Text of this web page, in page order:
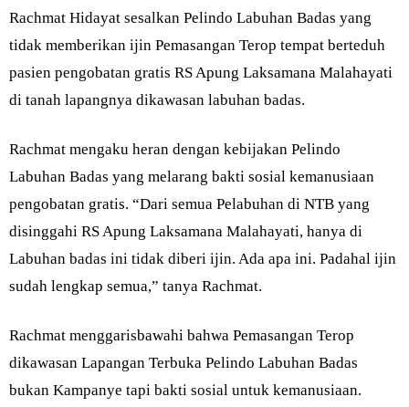
Rachmat Hidayat sesalkan Pelindo Labuhan Badas yang
tidak memberikan ijin Pemasangan Terop tempat berteduh
pasien pengobatan gratis RS Apung Laksamana Malahayati
di tanah lapangnya dikawasan labuhan badas.
Rachmat mengaku heran dengan kebijakan Pelindo
Labuhan Badas yang melarang bakti sosial kemanusiaan
pengobatan gratis. “Dari semua Pelabuhan di NTB yang
disinggahi RS Apung Laksamana Malahayati, hanya di
Labuhan badas ini tidak diberi ijin. Ada apa ini. Padahal ijin
sudah lengkap semua,” tanya Rachmat.
Rachmat menggarisbawahi bahwa Pemasangan Terop
dikawasan Lapangan Terbuka Pelindo Labuhan Badas
bukan Kampanye tapi bakti sosial untuk kemanusiaan.